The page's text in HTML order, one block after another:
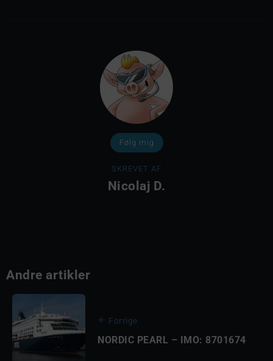
Følg mig
SKREVET AF
Nicolaj D.
Andre artikler
Forrige
NORDIC PEARL – IMO: 8701674